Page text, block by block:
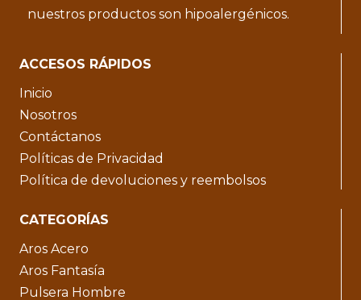
nuestros productos son hipoalergénicos.
ACCESOS RÁPIDOS
Inicio
Nosotros
Contáctanos
Políticas de Privacidad
Política de devoluciones y reembolsos
CATEGORÍAS
Aros Acero
Aros Fantasía
Pulsera Hombre